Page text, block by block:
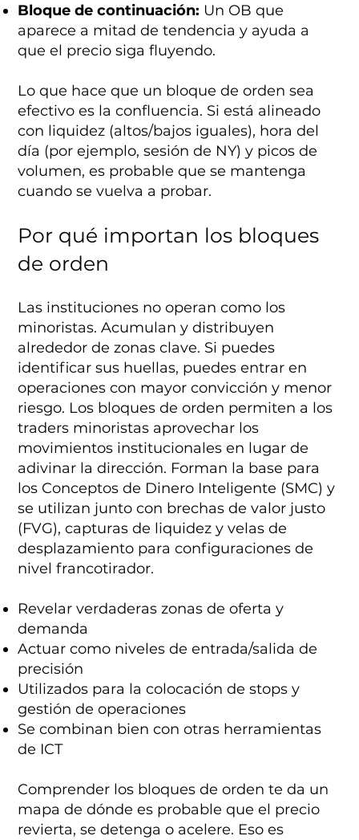
Bloque de continuación: Un OB que
aparece a mitad de tendencia y ayuda a
que el precio siga fluyendo.
Lo que hace que un bloque de orden sea
efectivo es la confluencia. Si está alineado
con liquidez (altos/bajos iguales), hora del
día (por ejemplo, sesión de NY) y picos de
volumen, es probable que se mantenga
cuando se vuelva a probar.
Por qué importan los bloques
de orden
Las instituciones no operan como los
minoristas. Acumulan y distribuyen
alrededor de zonas clave. Si puedes
identificar sus huellas, puedes entrar en
operaciones con mayor convicción y menor
riesgo. Los bloques de orden permiten a los
traders minoristas aprovechar los
movimientos institucionales en lugar de
adivinar la dirección. Forman la base para
los Conceptos de Dinero Inteligente (SMC) y
se utilizan junto con brechas de valor justo
(FVG), capturas de liquidez y velas de
desplazamiento para configuraciones de
nivel francotirador.
Revelar verdaderas zonas de oferta y
demanda
Actuar como niveles de entrada/salida de
precisión
Utilizados para la colocación de stops y
gestión de operaciones
Se combinan bien con otras herramientas
de ICT
Comprender los bloques de orden te da un
mapa de dónde es probable que el precio
revierta, se detenga o acelere. Eso es